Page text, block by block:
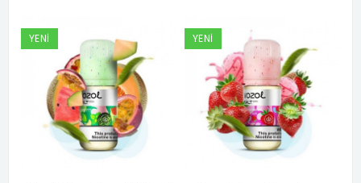
YENI YENI